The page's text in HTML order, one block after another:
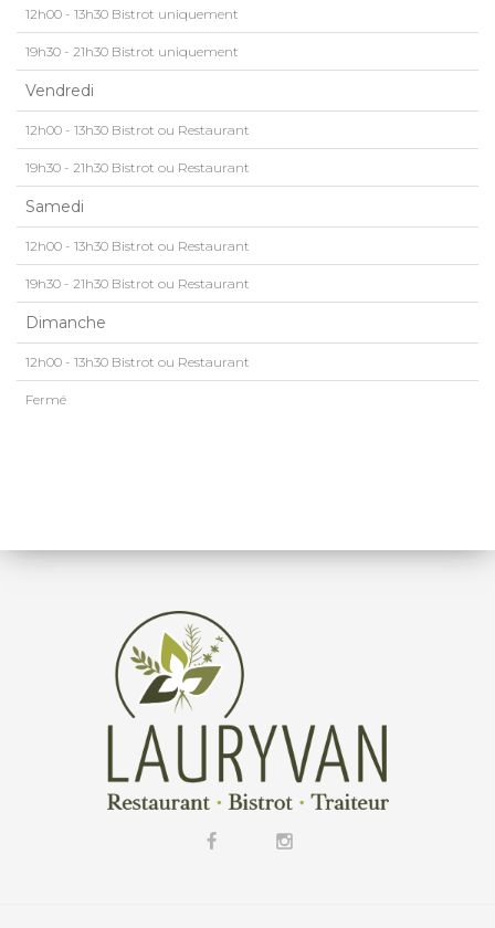
12h00 - 13h30 Bistrot uniquement
19h30 - 21h30 Bistrot uniquement
Vendredi
12h00 - 13h30 Bistrot ou Restaurant
19h30 - 21h30 Bistrot ou Restaurant
Samedi
12h00 - 13h30 Bistrot ou Restaurant
19h30 - 21h30 Bistrot ou Restaurant
Dimanche
12h00 - 13h30 Bistrot ou Restaurant
Fermé